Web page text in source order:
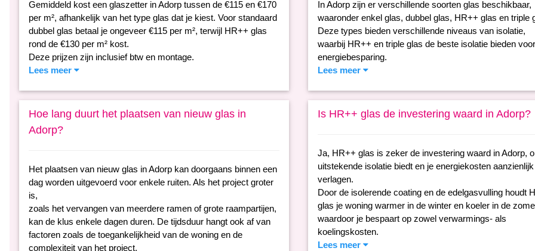
Gemiddeld kost een glaszetter in Adorp tussen de €115 en €170
per m², afhankelijk van het type glas dat je kiest. Voor standaard
dubbel glas betaal je ongeveer €115 per m², terwijl HR++ glas
rond de €130 per m² kost.
Deze prijzen zijn inclusief btw en montage.
Lees meer
In Adorp zijn er verschillende soorten glas beschikbaar,
waaronder enkel glas, dubbel glas, HR++ glas en triple
Deze types bieden verschillende niveaus van isolatie,
waarbij HR++ en triple glas de beste isolatie bieden voor
energiebesparing.
Lees meer
Hoe lang duurt het plaatsen van nieuw glas in
Adorp?
Het plaatsen van nieuw glas in Adorp kan doorgaans binnen een
dag worden uitgevoerd voor enkele ruiten. Als het project groter
is,
zoals het vervangen van meerdere ramen of grote raampartijen,
kan de klus enkele dagen duren. De tijdsduur hangt ook af van
factoren zoals de toegankelijkheid van de woning en de
complexiteit van het project.
Is HR++ glas de investering waard in Adorp?
Ja, HR++ glas is zeker de investering waard in Adorp,
uitstekende isolatie biedt en je energiekosten
verlagen.
Door de isolerende coating en de edelgasvulling houdt
glas je woning warmer in de winter en koeler in de
waardoor je bespaart op zowel verwarmings- als
koelingskosten.
Lees meer